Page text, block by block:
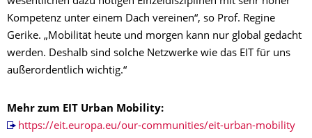
Kompetenz unter einem Dach vereinen“, so Prof. Regine
Gerike. „Mobilität heute und morgen kann nur global gedacht
werden. Deshalb sind solche Netzwerke wie das EIT für uns
außerordentlich wichtig.“
Mehr zum EIT Urban Mobility:
https://eit.europa.eu/our-communities/eit-urban-mobility